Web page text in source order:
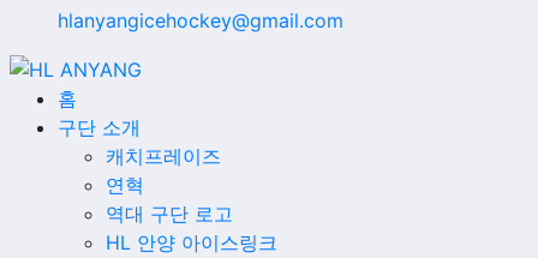
hlanyangicehockey@gmail.com
홈
구단 소개
캐치프레이즈
연혁
역대 구단 로고
HL 안양 아이스링크